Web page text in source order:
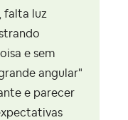
falta luz
e sem
angular"
e parecer